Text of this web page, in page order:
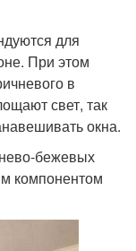
для
При этом
в
свет, так
окна.
бежевых
компонентом